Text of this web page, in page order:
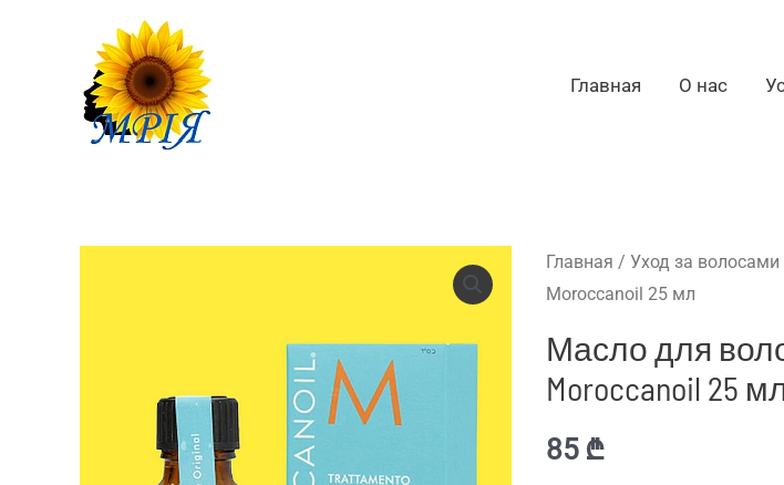
Главная О нас
Главная / Уход за волосами
Moroccanoil 25 мл
Масло для
Moroccanoil 25
85 ₾